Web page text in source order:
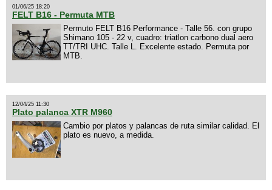
01/06/25 18:20
FELT B16 - Permuta MTB
Permuto FELT B16 Performance - Talle 56. con grupo
Shimano 105 - 22 v, cuadro: triatlon carbono dual aero
TT/TRI UHC. Talle L. Excelente estado. Permuta por
MTB.
12/04/25 11:30
Plato palanca XTR M960
Cambio por platos y palancas de ruta similar calidad. El
plato es nuevo, a medida.